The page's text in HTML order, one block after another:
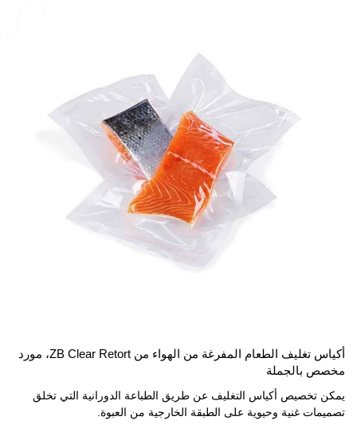
أكياس تغليف الطعام المفرغة من الهواء من ZB Clear Retort، مورد
مخصص بالجملة
يمكن تخصيص أكياس التغليف عن طريق الطباعة الدورانية التي تخلق
تصميمات غنية وحيوية على الطبقة الخارجية من العبوة.